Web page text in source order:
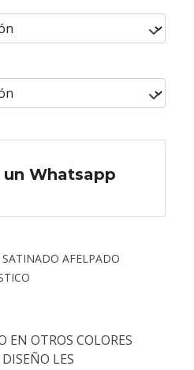
un Whatsapp
AFELPADO
EN OTROS COLORES
LES